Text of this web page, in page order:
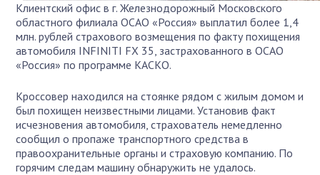
Клиентский офис в г. Железнодорожный Московского
областного филиала ОСАО «Россия» выплатил более 1,4
млн. рублей страхового возмещения по факту похищения
автомобиля INFINITI FX 35, застрахованного в ОСАО
«Россия» по программе КАСКО.
Кроссовер находился на стоянке рядом с жилым домом и
был похищен неизвестными лицами. Установив факт
исчезновения автомобиля, страхователь немедленно
сообщил о пропаже транспортного средства в
правоохранительные органы и страховую компанию. По
горячим следам машину обнаружить не удалось.